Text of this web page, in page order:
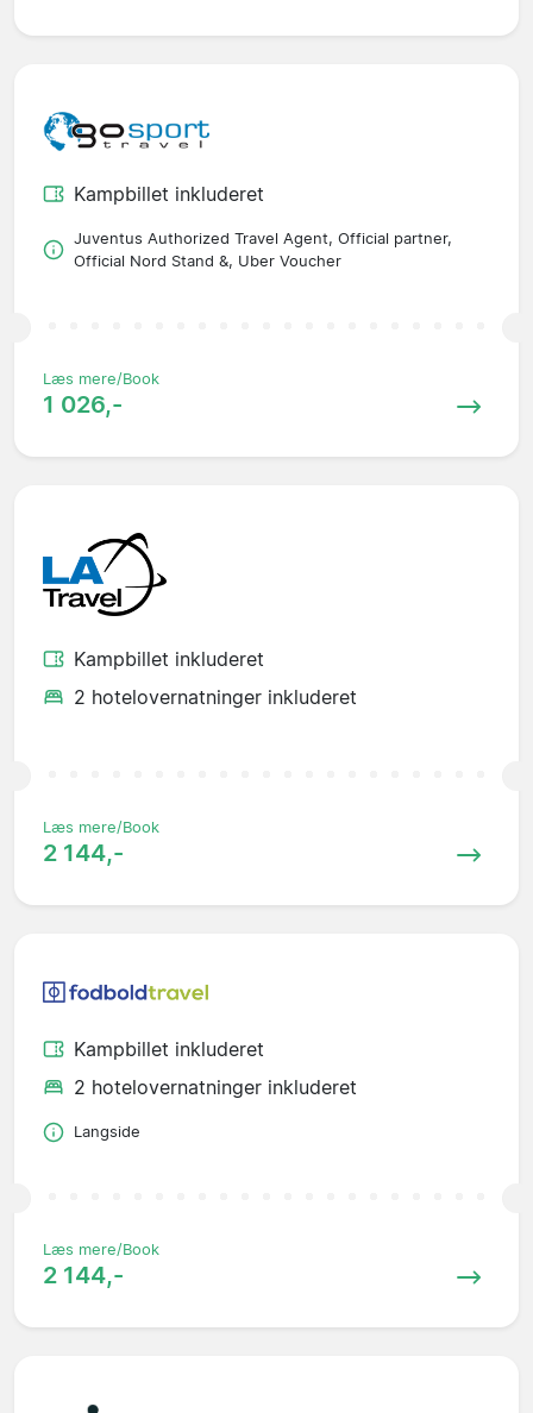
Kampbillet inkluderet
Juventus Authorized Travel Agent, Official partner,
Official Nord Stand &, Uber Voucher
Læs mere/Book
1 026,-
Kampbillet inkluderet
2 hotelovernatninger inkluderet
Læs mere/Book
2 144,-
Kampbillet inkluderet
2 hotelovernatninger inkluderet
Langside
Læs mere/Book
2 144,-